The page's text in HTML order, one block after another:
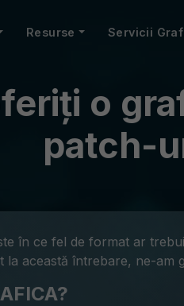
Resurse Servicii
o
patch-
în ce fel de format ar
această întrebare, ne-